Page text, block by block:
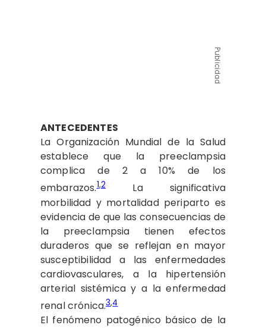
Publicidad
ANTECEDENTES
La Organización Mundial de la Salud
establece que la preeclampsia
complica de 2 a 10% de los
embarazos.1,2La significativa
morbilidad y mortalidad periparto es
evidencia de que las consecuencias de
la preeclampsia tienen efectos
duraderos que se reflejan en mayor
susceptibilidad a las enfermedades
cardiovasculares, a la hipertensión
arterial sistémica y a la enfermedad
renal crónica.3,4
El fenómeno patogénico básico de la